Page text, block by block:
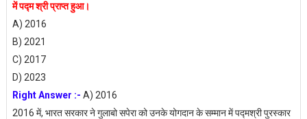
में पद्म श्री प्राप्त हुआ।
A) 2016
B) 2021
C) 2017
D) 2023
Right Answer :- A) 2016
2016 में, भारत सरकार ने गुलाबो सपेरा को उनके योगदान के सम्मान में पद्मश्री पुरस्कार